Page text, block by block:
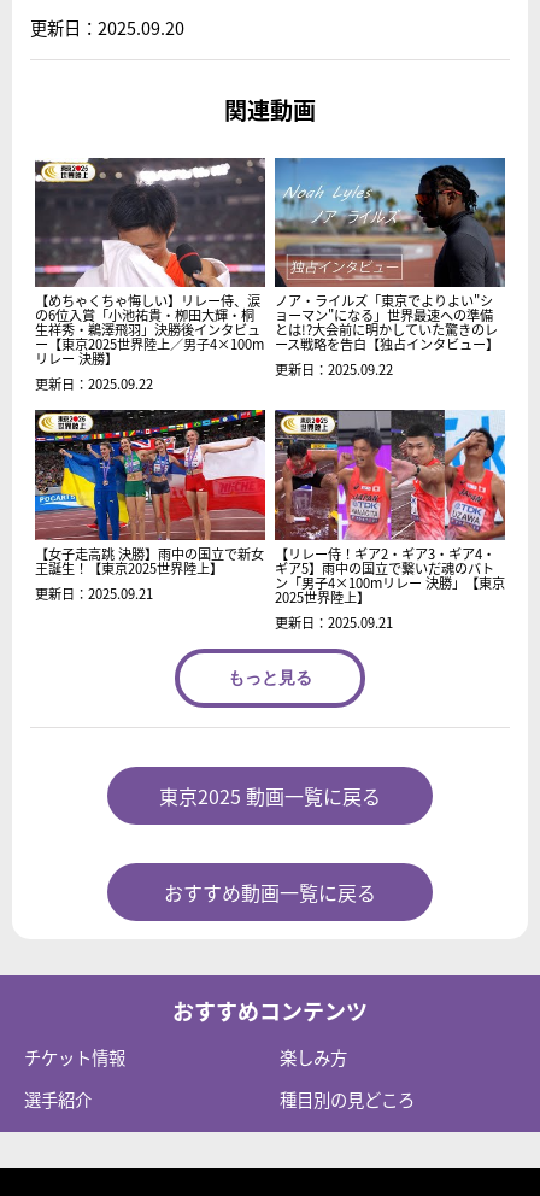
更新日：2025.09.20
関連動画
【めちゃくちゃ悔しい】リレー侍、涙
の6位入賞「小池祐貴・栁田大輝・桐
生祥秀・鵜澤飛羽」決勝後インタビュ
ー【東京2025世界陸上／男子4×100m
リレー 決勝】
更新日：2025.09.22
ノア・ライルズ「東京でよりよい"シ
ョーマン"になる」世界最速への準備
とは!?大会前に明かしていた驚きのレ
ース戦略を告白【独占インタビュー】
更新日：2025.09.22
【女子走高跳 決勝】雨中の国立で新女
王誕生！【東京2025世界陸上】
更新日：2025.09.21
【リレー侍！ギア2・ギア3・ギア4・
ギア5】雨中の国立で繋いだ魂のバト
ン「男子4×100mリレー 決勝」【東京
2025世界陸上】
更新日：2025.09.21
もっと見る
東京2025 動画一覧に戻る
おすすめ動画一覧に戻る
おすすめコンテンツ
チケット情報
楽しみ方
選手紹介
種目別の見どころ